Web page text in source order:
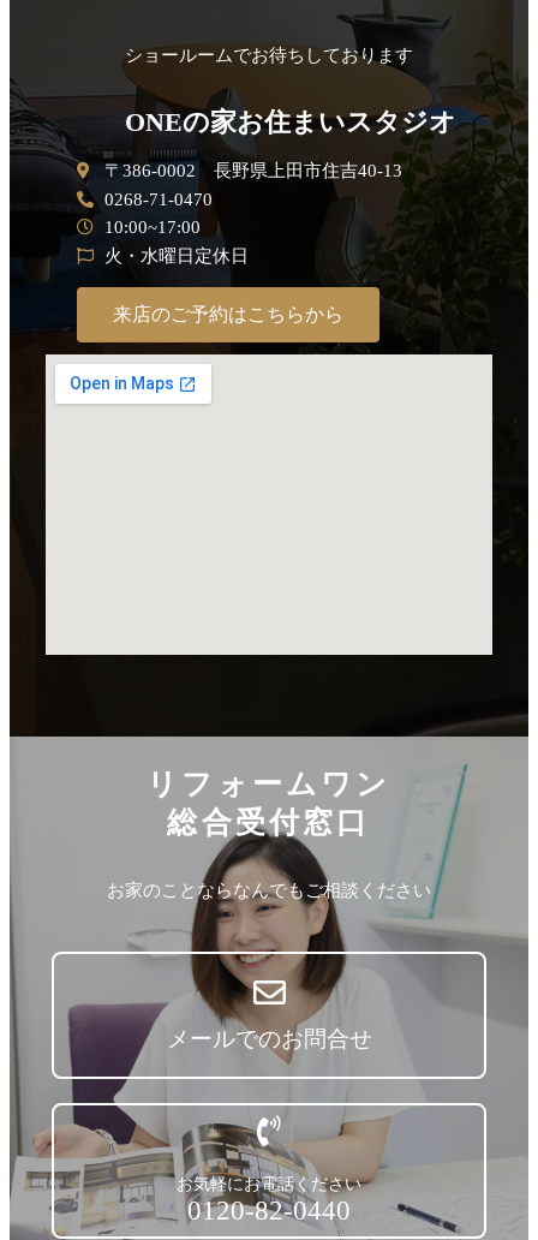
ショールームでお待ちしております
ONEの家お住まいスタジオ
〒386-0002 長野県上田市住吉40-13
0268-71-0470
10:00~17:00
火・水曜日定休日
来店のご予約はこちらから
リフォームワン
総合受付窓口
お家のことならなんでもご相談ください
メールでのお問合せ
お気軽にお電話ください
0120-82-0440